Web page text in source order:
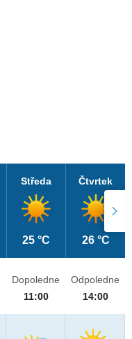
Středa
25 °C
Čtvrtek
26 °C
Dopoledne
11:00
Odpoledne
14:00